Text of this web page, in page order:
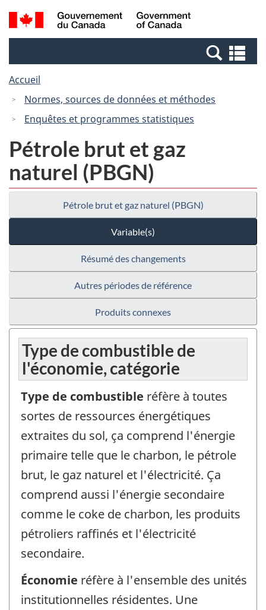
Passer
au
Passer
à
Canada
Recherche
et
et
Accueil
Normes, sources de données et méthodes
Enquêtes et programmes statistiques
Pétrole brut et gaz
naturel (PBGN)
Pétrole brut et gaz naturel (PBGN)
Variable(s)
Résumé des changements
Autres périodes de référence
Produits connexes
Type de combustible de
l'économie, catégorie
Type de combustible réfère à toutes
sortes de ressources énergétiques
extraites du sol, ça comprend l'énergie
primaire telle que le charbon, le pétrole
brut, le gaz naturel et l'électricité. Ça
comprend aussi l'énergie secondaire
comme le coke de charbon, les produits
pétroliers raffinés et l'électricité
secondaire.
Économie réfère à l'ensemble des unités
institutionnelles résidentes. Une